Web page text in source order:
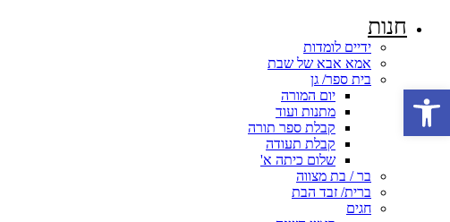
חנות
ידיים לומדות
אמא אבא של שבת
בית ספר/ גן
יום המורה
מתנות ועוד
קבלת ספר תורה
קבלת תעודה
שלום כיתה א'
בר / בת מצווה
ברית/ זבד הבת
חגים
פתח סרגל נגישות